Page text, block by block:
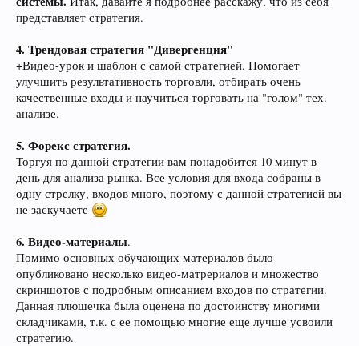
представляет стратегия.
4. Трендовая стратегия "Дивергенция"
+Видео-урок и шаблон с самой стратегией. Помогает
улучшить результативность торговли, отбирать очень
качественные входы и научиться торговать на "голом" тех.
анализе.
5. Форекс стратегия.
Торгуя по данной стратегии вам понадобится 10 минут в
день для анализа рынка. Все условия для входа собраны в
одну стрелку, входов много, поэтому с данной стратегией вы
не заскучаете
6. Видео-материалы.
Помимо основных обучающих материалов было
опубликовано несколько видео-матрериалов и множество
скриншотов с подробным описанием входов по стратегии.
Данная плюшечка была оценена по достоинству многими
складчиками, т.к. с ее помощью многие еще лучше усвоили
стратегию.